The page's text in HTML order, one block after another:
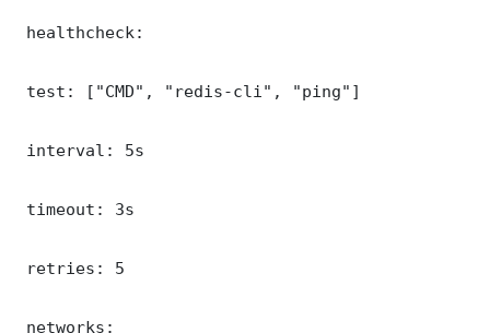
healthcheck:
test: ["CMD", "redis-cli", "ping"]
interval: 5s
timeout: 3s
retries: 5
networks: